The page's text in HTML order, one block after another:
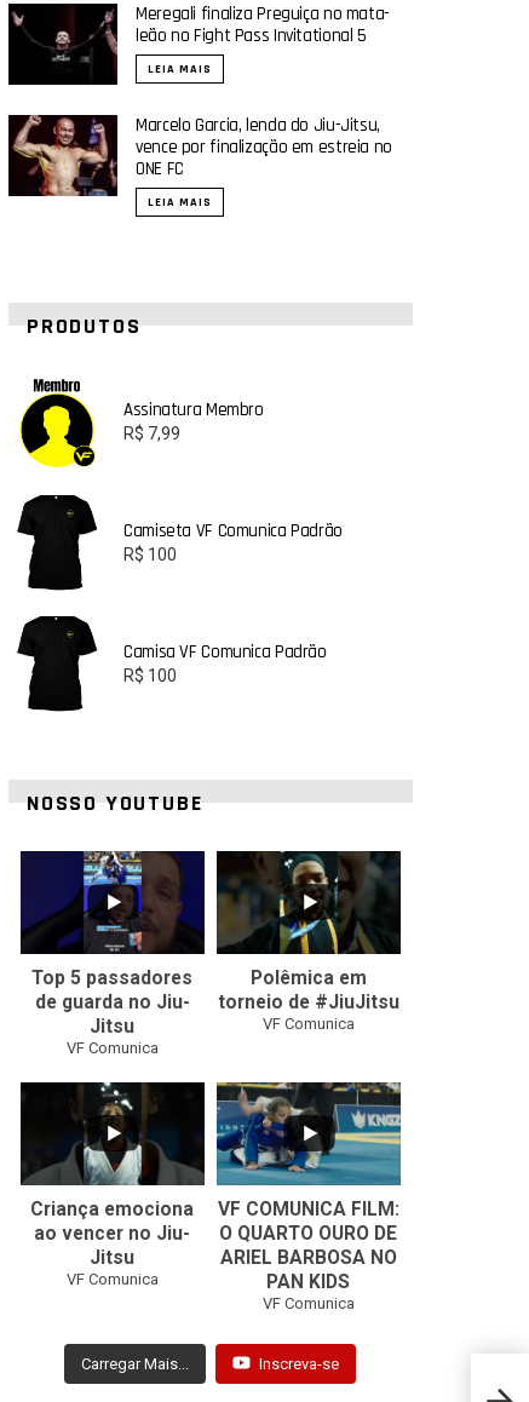
Meregali finaliza Preguiça no mata-
leão no Fight Pass Invitational 5
LEIA MAIS
Marcelo Garcia, lenda do Jiu-Jitsu,
vence por finalização em estreia no
ONE FC
LEIA MAIS
PRODUTOS
Assinatura Membro
R$ 7,99
Camiseta VF Comunica Padrão
R$ 100
Camisa VF Comunica Padrão
R$ 100
NOSSO YOUTUBE
0
Top 5 passadores
de guarda no Jiu-
Jitsu
VF Comunica
46 1
Polêmica em
torneio de #JiuJitsu
VF Comunica
0
Criança emociona
ao vencer no Jiu-
Jitsu
VF Comunica
...
0
VF COMUNICA FILM:
O QUARTO OURO DE
ARIEL BARBOSA NO
PAN KIDS
VF Comunica
Carregar Mais... Inscreva-se